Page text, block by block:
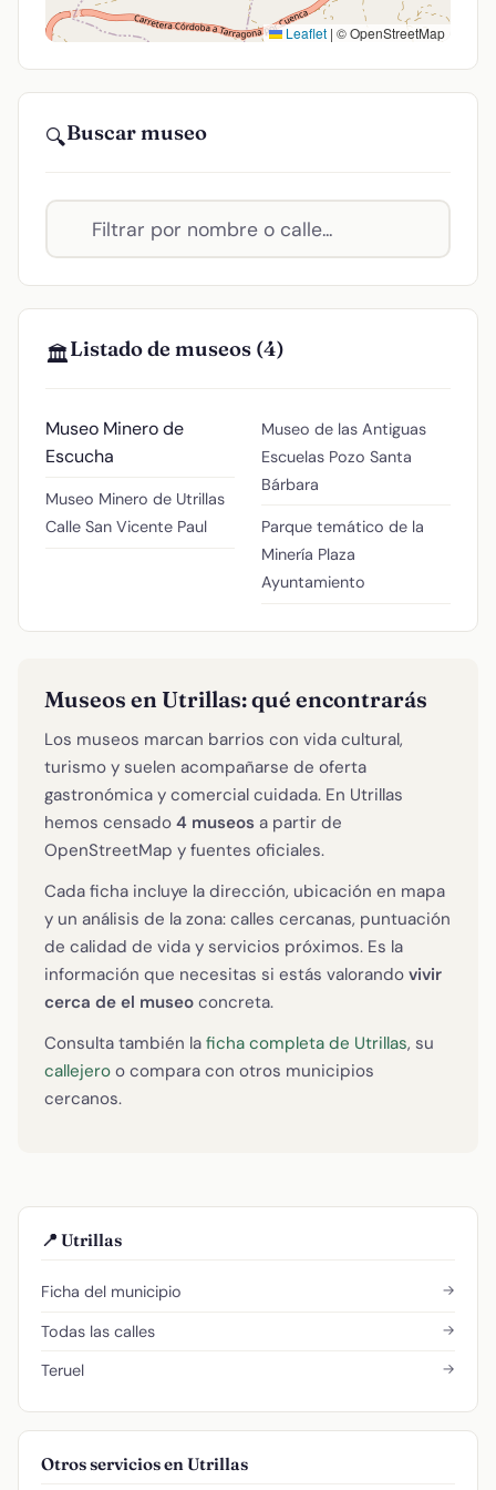
Leaflet | © OpenStreetMap
🔍Buscar museo
🏛️Listado de museos (4)
Museo Minero de
Escucha
Museo Minero de Utrillas
Calle San Vicente Paul
Museo de las Antiguas
Escuelas Pozo Santa
Bárbara
Parque temático de la
Minería Plaza
Ayuntamiento
Museos en Utrillas: qué encontrarás
Los museos marcan barrios con vida cultural,
turismo y suelen acompañarse de oferta
gastronómica y comercial cuidada. En Utrillas
hemos censado 4 museos a partir de
OpenStreetMap y fuentes oficiales.
Cada ficha incluye la dirección, ubicación en mapa
y un análisis de la zona: calles cercanas, puntuación
de calidad de vida y servicios próximos. Es la
información que necesitas si estás valorando vivir
cerca de el museo concreta.
Consulta también la ficha completa de Utrillas, su
callejero o compara con otros municipios
cercanos.
📍 Utrillas
Ficha del municipio →
Todas las calles →
Teruel →
Otros servicios en Utrillas